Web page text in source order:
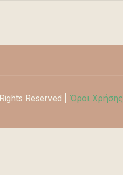
Reserved | Όροι Χρήσης